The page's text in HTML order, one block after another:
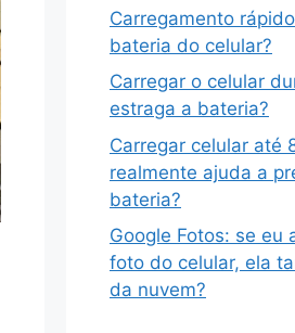
Carregamento
bateria do celular?
Carregar o celular
estraga a bateria?
Carregar celular até
realmente ajuda a
bateria?
Google Fotos: se eu
foto do celular, ela
da nuvem?